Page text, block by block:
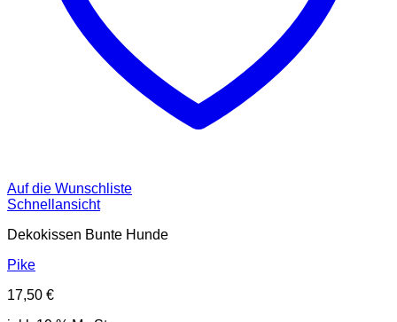
Auf die Wunschliste
Schnellansicht
Dekokissen Bunte Hunde
Pike
17,50 €